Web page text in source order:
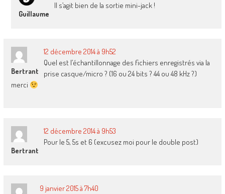
Guillaume
Il s’agit bien de la sortie mini-jack !
Bertrant
12 décembre 2014 à 9h52
Quel est l’échantillonnage des fichiers enregistrés via la
prise casque/micro ? (16 ou 24 bits ? 44 ou 48 kHz ?)
merci
Bertrant
12 décembre 2014 à 9h53
Pour le 5, 5s et 6 (excusez moi pour le double post)
9 janvier 2015 à 7h40